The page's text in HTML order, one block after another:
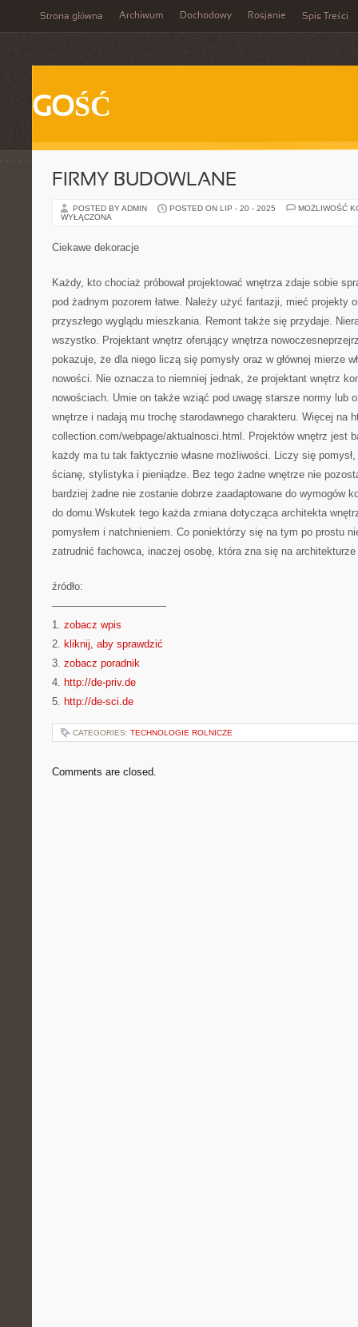
Strona główna Archiwum Dochodowy Rosjanie Spis Treści
GOŚĆ
FIRMY BUDOWLANE
POSTED BY ADMIN POSTED ON LIP - 20 - 2025
MOŻLIWOŚĆ
WYŁĄCZONA
Ciekawe dekoracje
Każdy, kto chociaż próbował projektować wnętrza zdaje sobie
pod żadnym pozorem łatwe. Należy użyć fantazji, mieć projekty
przyszłego wyglądu mieszkania. Remont także się przydaje.
wszystko. Projektant wnętrz oferujący wnętrza
pokazuje, że dla niego liczą się pomysły oraz w głównej mierze
nowości. Nie oznacza to niemniej jednak, że projektant wnętrz
nowościach. Umie on także wziąć pod uwagę starsze normy lub
wnętrze i nadają mu trochę starodawnego charakteru. Więcej na
collection.com/webpage/aktualnosci.html. Projektów wnętrz jest
każdy ma tu tak faktycznie własne możliwości. Liczy się
ścianę, stylistyka i pieniądze. Bez tego żadne wnętrze nie
bardziej żadne nie zostanie dobrze zaadaptowane do wymogów
do domu.Wskutek tego każda zmiana dotycząca architekta
pomysłem i natchnieniem. Co poniektórzy się na tym po prostu
zatrudnić fachowca, inaczej osobę, która zna się na
źródło:
———————————
1. zobacz wpis
2. kliknij, aby sprawdzić
3. zobacz poradnik
4. http://de-priv.de
5. http://de-sci.de
CATEGORIES: TECHNOLOGIE ROLNICZE
Comments are closed.